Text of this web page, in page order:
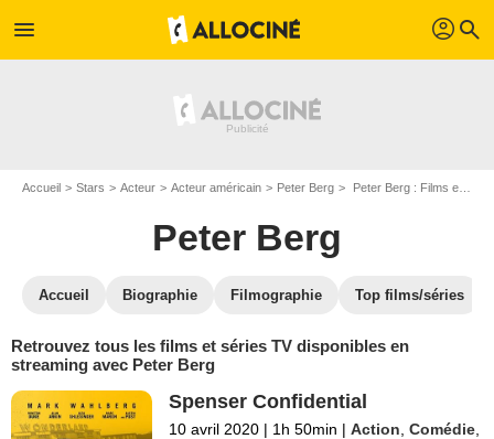
menu profil search
Accueil Stars Acteur Acteur américain Peter Berg Peter Berg : Films et séries online
Peter Berg
Accueil Biographie Filmographie Top films/séries
Retrouvez tous les films et séries TV disponibles en
streaming avec Peter Berg
Spenser Confidential
10 avril 2020 | 1h 50min | Action ,Comédie